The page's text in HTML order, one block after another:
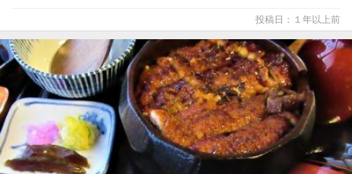
投稿日：１年以上前